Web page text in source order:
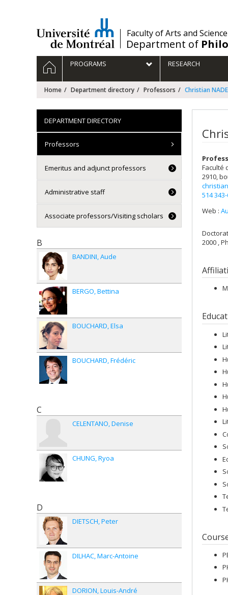
/Faculty of Arts and Science
Department of
Navigation
principale
HOMEPROGRAMS RESEARCH
Home Department directory Professors Christian
Faculté
2910,
514
Web :
Doctorat
2000 ,
DEPARTMENT DIRECTORY
Professors
Emeritus and adjunct professors
Administrative staff
Associate professors/Visiting scholars
B
BANDINI Aude
BERGO Bettina
BOUCHARD Elsa
BOUCHARD Frédéric
C
CELENTANO Denise
CHUNG Ryoa
D
DIETSCH Peter
DILHAC Marc-Antoine
DORION Louis-André